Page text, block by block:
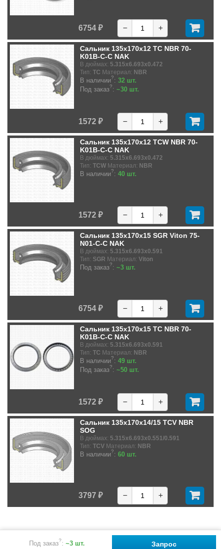
Под заказ?: ~3 шт. Запрос
6754 ₽ − +
Сальник 135x170x12 TC NBR 70-
K01B-C-C NAK
В дюймах: 5.315x6.693x0.472
Тип: TC Материал: NBR
В наличии?: 32 шт.
Под заказ?: ~30 шт.
1572 ₽ − +
Сальник 135x170x12 TCW NBR 70-
K01B-C-C NAK
В дюймах: 5.315x6.693x0.472
Тип: TCW Материал: NBR
В наличии?: 40 шт.
1572 ₽ − +
Сальник 135x170x15 SGR Viton 75-
N01-C-C NAK
В дюймах: 5.315x6.693x0.591
Тип: SGR Материал: Viton
Под заказ?: ~3 шт.
6754 ₽ − +
Сальник 135x170x15 TC NBR 70-
K01B-C-C NAK
В дюймах: 5.315x6.693x0.591
Тип: TC Материал: NBR
В наличии?: 49 шт.
Под заказ?: ~50 шт.
1572 ₽ − +
Сальник 135x170x14/15 TCV NBR
SOG
В дюймах: 5.315x6.693x0.551/0.591
Тип: TCV Материал: NBR
В наличии?: 60 шт.
3797 ₽ − +